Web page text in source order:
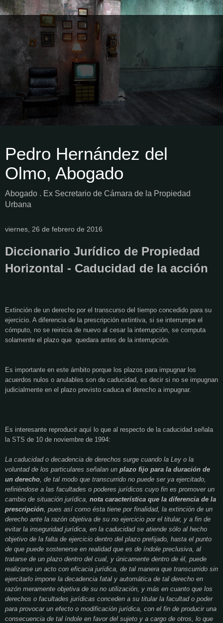
Pedro Hernández del
Olmo, Abogado
Abogado . Ex Secretario de Cámara de la Propiedad
Urbana
viernes, 26 de febrero de 2016
Diccionario Jurídico de Propiedad
Horizontal - Caducidad de la acción
Extinción de un derecho por el transcurso del tiempo concedido para su
ejercicio. A diferencia de la prescripción extintiva, si se interrumpe el
cómputo, no se reinicia de nuevo al cesar la interrupción, se computa
solamente el plazo que quedara antes de la interrupción.
Es importante en este ámbito porque los plazos para impugnar los
acuerdos nulos o anulables son de caducidad, es decir si no se impugnan
judicialmente en el plazo previsto caduca el derecho a impugnar.
Es interesante reproducir aquí lo que al respecto de la caducidad señala
la STS de 10 de noviembre de 1994:
La caducidad o decadencia de derechos surge cuando la Ley o la
voluntad de los particulares señalan un plazo fijo para la duración de
un derecho , de tal modo que transcurrido no puede ser ya ejercitado,
refiriéndose a las facultades o poderes jurídicos cuyo fin es promover un
cambio de situación jurídica, nota característica que la diferencia de la
prescripción , pues así como ésta tiene por finalidad, la extinción de un
derecho ante la razón objetiva de su no ejercicio por el titular, y a fin de
evitar la inseguridad jurídica, en la caducidad se atiende sólo al hecho
objetivo de la falta de ejercicio dentro del plazo prefijado, hasta el punto
de que puede sostenerse en realidad que es de índole preclusiva, al
tratarse de un plazo dentro del cual, y únicamente dentro de él, puede
realizarse un acto con eficacia jurídica, de tal manera que transcurrido sin
ejercitarlo impone la decadencia fatal y automática de tal derecho en
razón meramente objetiva de su no utilización, y más en cuanto que los
derechos o facultades jurídicas conceden a su titular la facultad o poder
para provocar un efecto o modificación jurídica, con el fin de producir una
consecuencia de tal índole en favor del sujeto y a cargo de otros, lo que